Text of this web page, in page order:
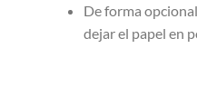
De forma
dejar el papel en